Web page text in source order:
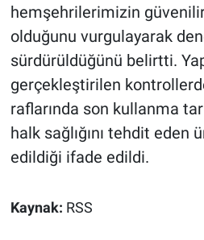
hemşehrilerimizin güvenilir
olduğunu vurgulayarak
sürdürüldüğünü belirtti.
gerçekleştirilen
raflarında son kullanma
halk sağlığını tehdit eden
edildiği ifade edildi.
Kaynak: RSS